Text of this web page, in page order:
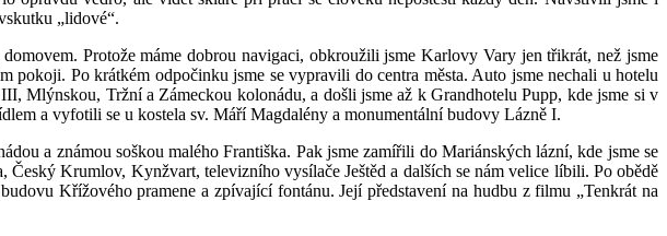
„lidové“.
Protože máme dobrou navigaci, obkroužili jsme Karlovy Vary jen třikrát, než jsme
Po krátkém odpočinku jsme se vypravili do centra města. Auto jsme nechali u hotelu
Mlýnskou, Tržní a Zámeckou kolonádu, a došli jsme až k Grandhotelu Pupp, kde jsme si v
a vyfotili se u kostela sv. Máří Magdalény a monumentální budovy Lázně I.
a známou soškou malého Františka. Pak jsme zamířili do Mariánských lázní, kde jsme se
Krumlov, Kynžvart, televizního vysílače Ještěd a dalších se nám velice líbili. Po obědě
Křížového pramene a zpívající fontánu. Její představení na hudbu z filmu „Tenkrát na